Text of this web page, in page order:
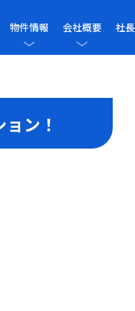
物件情報 会社概要 社
ン！